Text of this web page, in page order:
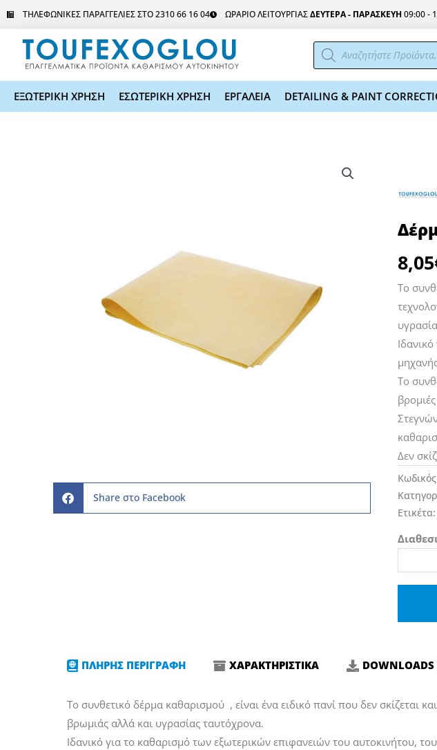
Μετάβαση
περιεχόμενο
ΤΗΛΕΦΩΝΙΚΕΣ ΠΑΡΑΓΓΕΛΙΕΣ ΣΤΟ 2310 66 16 04 ΩΡΑΡΙΟ ΛΕΙΤΟΥΡΓΙΑΣΔΕΥΤΕΡΑ - ΠΑΡΑΣΚΕΥΗ 09:00 -
Αναζήτηση
προϊόντων
ΕΞΩΤΕΡΙΚΗ ΧΡΗΣΗ ΕΣΩΤΕΡΙΚΗ ΧΡΗΣΗ ΕΡΓΑΛΕΙΑ DETAILING & PAINT
Share στο Facebook
8,05
Το
Το
Δεν
Ετικέτα:
Δέρμα
ΠΛΗΡΗΣ ΠΕΡΙΓΡΑΦΗ ΧΑΡΑΚΤΗΡΙΣΤΙΚΑ
Το συνθετικό δέρμα καθαρισμού , είναι ένα ειδικό πανί που δεν σκίζεται
βρωμιάς αλλά και υγρασίας ταυτόχρονα.
Ιδανικό για το καθαρισμό των εξωτερικών επιφανειών του αυτοκινήτου,